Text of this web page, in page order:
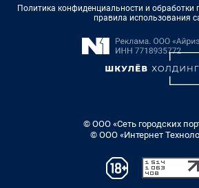
Политика конфиденциальности и обработки
правила использования
© ООО «Сеть городских
© ООО «Интернет